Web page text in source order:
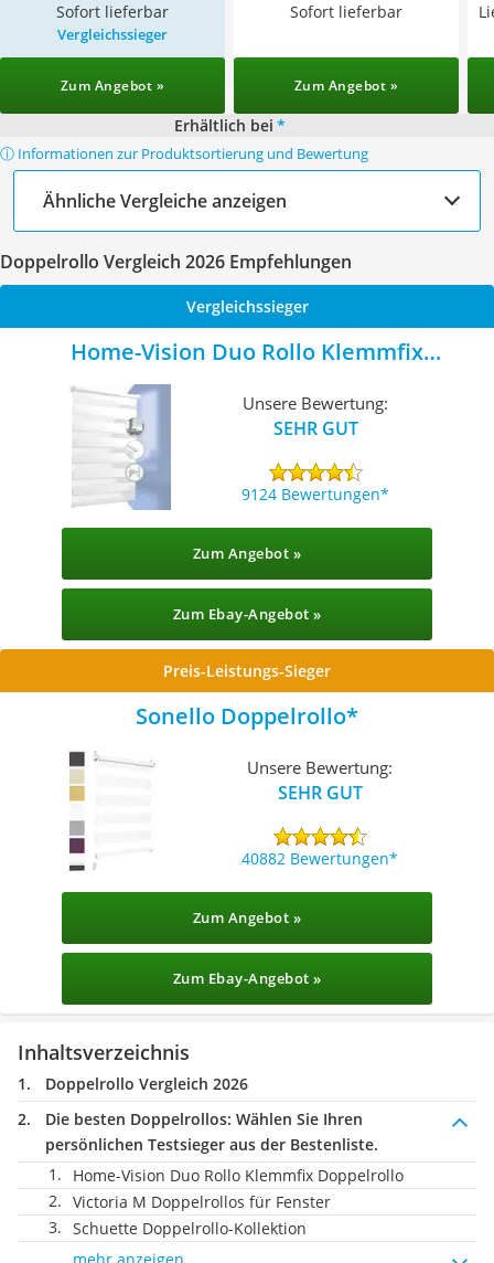
Sofort lieferbar Sofort lieferbar
Vergleichssieger
Zum Angebot » Zum Angebot »
Erhältlich bei *
ⓘ Informationen zur Produktsortierung und Bewertung
Ähnliche Vergleiche anzeigen
Doppelrollo Vergleich 2026 Empfehlungen
Vergleichssieger
Home-Vision Duo Rollo Klemmfix
Unsere Bewertung:
SEHR GUT
9124 Bewertungen
Zum Angebot »
Zum Ebay-Angebot »
Preis-Leistungs-Sieger
Sonello Doppelrollo
Unsere Bewertung:
SEHR GUT
40882 Bewertungen
Zum Angebot »
Zum Ebay-Angebot »
Inhaltsverzeichnis
Doppelrollo Vergleich 2026
Die besten Doppelrollos: Wählen Sie Ihren
persönlichen Testsieger aus der Bestenliste.
Home-Vision Duo Rollo Klemmfix Doppelrollo
Victoria M Doppelrollos für Fenster
Schuette Doppelrollo-Kollektion